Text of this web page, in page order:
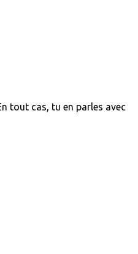
tout cas, tu en parles avec